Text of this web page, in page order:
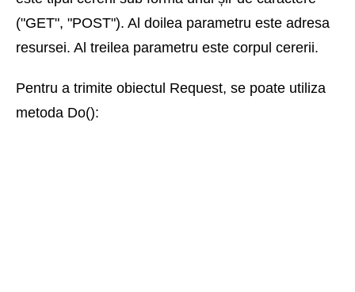
("GET", "POST"). Al doilea parametru este adresa
resursei. Al treilea parametru este corpul cererii.
Pentru a trimite obiectul Request, se poate utiliza
metoda Do():